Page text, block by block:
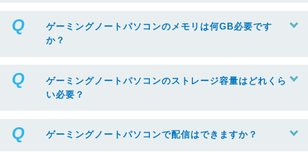
ゲーミングノートパソコンのメモリは何GB必要です
か？
ゲーミングノートパソコンのストレージ容量はどれくら
い必要？
ゲーミングノートパソコンで配信はできますか？